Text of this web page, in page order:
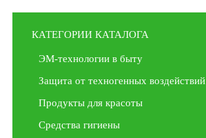
КАТЕГОРИИ КАТАЛОГА
ЭМ-технологии в быту
Защита от техногенных воздействий
Продукты для красоты
Средства гигиены